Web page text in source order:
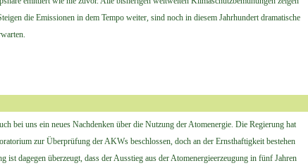
die Emissionen in dem Tempo weiter, sind noch in diesem Jahrhundert dramatische
bei uns ein neues Nachdenken über die Nutzung der Atomenergie. Die Regierung hat
zur Überprüfung der AKWs beschlossen, doch an der Ernsthaftigkeit bestehen
ist dagegen überzeugt, dass der Ausstieg aus der Atomenergieerzeugung in fünf Jahren